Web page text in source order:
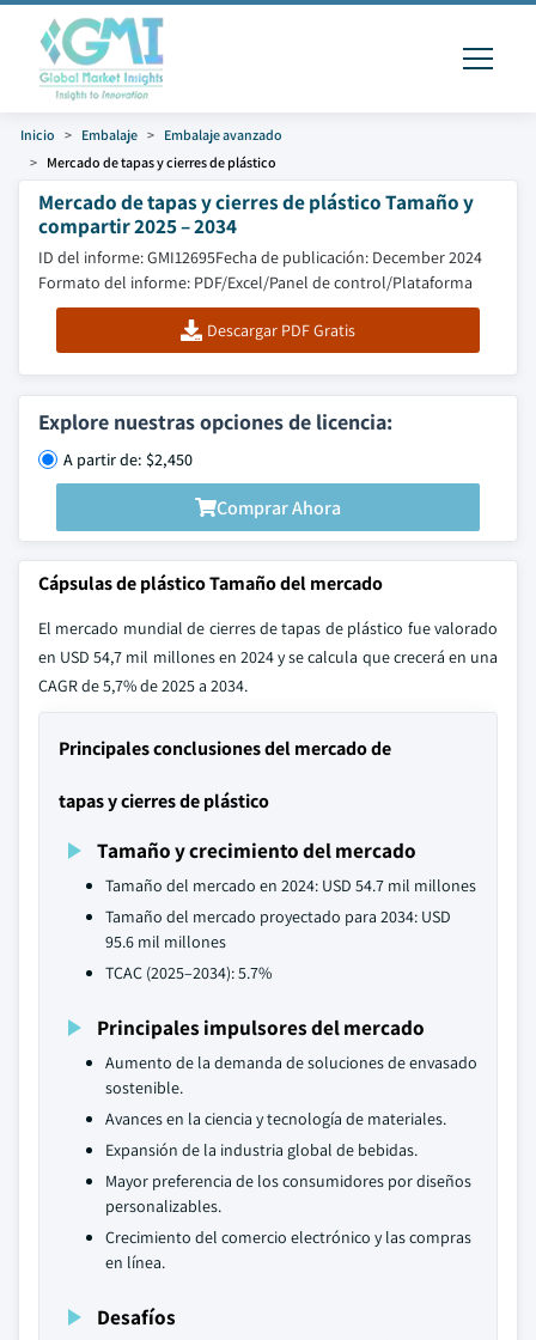
Inicio Embalaje
Embalaje avanzado
Mercado de tapas y cierres de plástico
Mercado de tapas y cierres de plástico Tamaño y
compartir 2025 – 2034
ID del informe: GMI12695Fecha de publicación: December 2024
Formato del informe: PDF/Excel/Panel de control/Plataforma
Descargar PDF Gratis
Explore nuestras opciones de licencia:
A partir de: $2,450
Comprar Ahora
Cápsulas de plástico Tamaño del mercado
El mercado mundial de cierres de tapas de plástico fue valorado
en USD 54,7 mil millones en 2024 y se calcula que crecerá en una
CAGR de 5,7% de 2025 a 2034.
Principales conclusiones del mercado de
tapas y cierres de plástico
Tamaño y crecimiento del mercado
Tamaño del mercado en 2024: USD 54.7 mil millones
Tamaño del mercado proyectado para 2034: USD
95.6 mil millones
TCAC (2025–2034): 5.7%
Principales impulsores del mercado
Aumento de la demanda de soluciones de envasado
sostenible.
Avances en la ciencia y tecnología de materiales.
Expansión de la industria global de bebidas.
Mayor preferencia de los consumidores por diseños
personalizables.
Crecimiento del comercio electrónico y las compras
en línea.
Desafíos